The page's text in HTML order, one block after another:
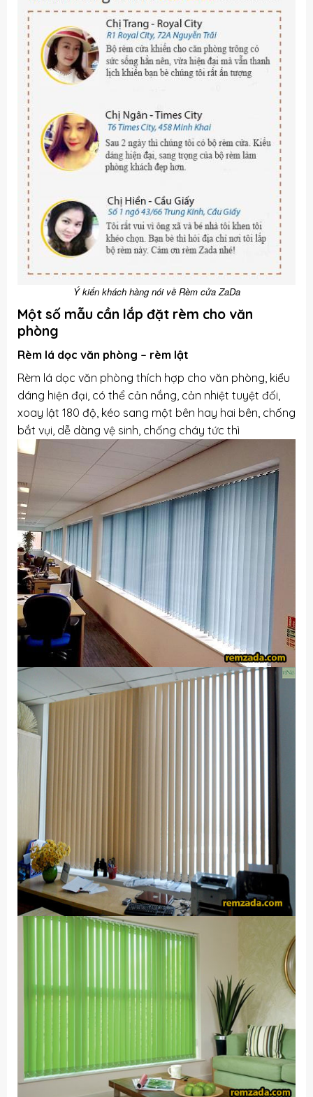
Ý kiến khách hàng nói về Rèm cửa ZaDa
Một số mẫu cần lắp đặt rèm cho văn
phòng
Rèm lá dọc văn phòng – rèm lật
Rèm lá dọc văn phòng thích hợp cho văn phòng, kiểu
dáng hiện đại, có thể cản nắng, cản nhiệt tuyệt đối,
xoay lật 180 độ, kéo sang một bên hay hai bên, chống
bắt vụi, dễ dàng vệ sinh, chống cháy tức thì